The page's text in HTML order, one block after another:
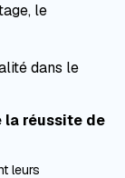
le
dans le
la réussite de
leurs